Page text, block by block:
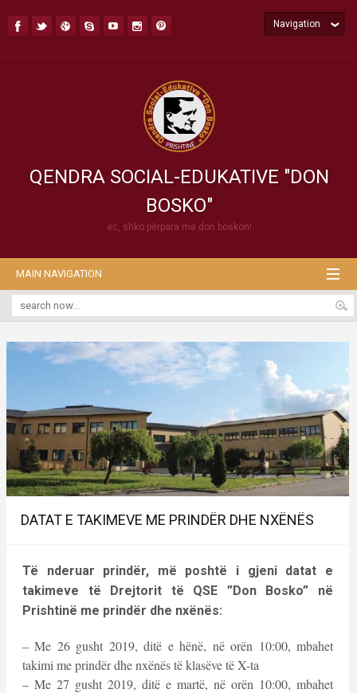
QENDRA SOCIAL-EDUKATIVE "DON
BOSKO"
ec, shko përpara me don boskon!
Navigation
MAIN NAVIGATION
DATAT E TAKIMEVE ME PRINDËR DHE NXËNËS
Të nderuar prindër, më poshtë i gjeni datat e
takimeve të Drejtorit të QSE ”Don Bosko” në
Prishtinë me prindër dhe nxënës:
– Me 26 gusht 2019, ditë e hënë, në orën 10:00, mbahet
takimi me prindër dhe nxënës të klasëve të X-ta
– Me 27 gusht 2019, ditë e martë, në orën 10:00, mbahet